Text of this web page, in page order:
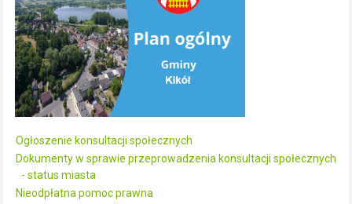
Ogłoszenie konsultacji społecznych
Dokumenty w sprawie przeprowadzenia konsultacji społecznych
- status miasta
Nieodpłatna pomoc prawna